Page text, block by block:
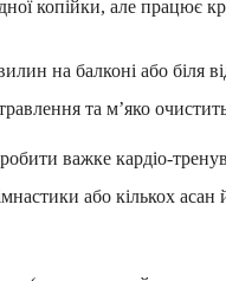
копійки, але працює
на балконі або біля
та м’яко
важке кардіо-
або кількох